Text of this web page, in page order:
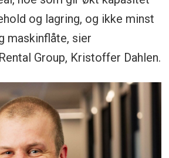
og lagring, og ikke minst
maskinflåte, sier
Group, Kristoffer Dahlen.